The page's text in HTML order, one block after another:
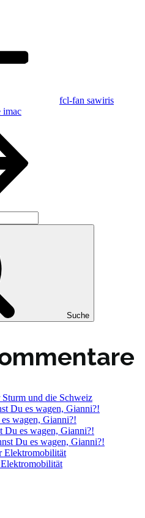
fcl-fan sawiris
imac
Suche
Sturm und die Schweiz
Du es wagen, Gianni?!
wagen, Gianni?!
Du es wagen, Gianni?!
Du es wagen, Gianni?!
Elektromobilität